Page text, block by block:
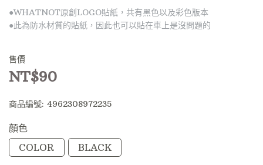
●WHATNOT原創LOGO貼紙，共有黑色以及彩色版本
●此為防水材質的貼紙，因此也可以貼在車上是沒問題的
售價
NT$90
商品編號: 4962308972235
顏色
COLOR
BLACK